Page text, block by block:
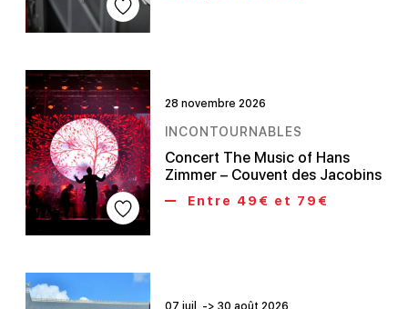
28 novembre 2026
INCONTOURNABLES
Concert The Music of Hans
Zimmer – Couvent des Jacobins
Entre 49€ et 79€
07 juil. -> 30 août 2026